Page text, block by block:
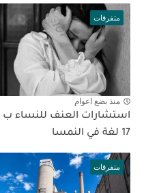
متفرقات
منذ بضع اعوام
استشارات العنف للنساء ب
17 لغة في النمسا
متفرقات